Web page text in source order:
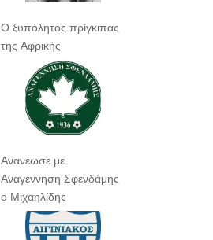
Ο ξυπόλητος πρίγκιπας
της Αφρικής
Ανανέωσε με
Αναγέννηση Σφενδάμης
ο Μιχαηλίδης